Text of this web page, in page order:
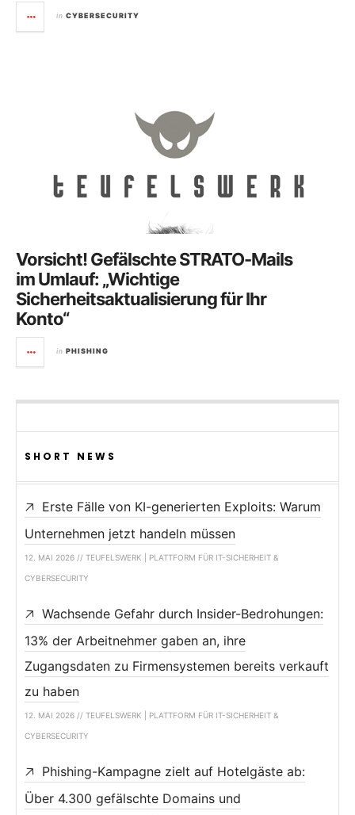
in CYBERSECURITY
Vorsicht! Gefälschte STRATO-Mails
im Umlauf: „Wichtige
Sicherheitsaktualisierung für Ihr
Konto“
in PHISHING
SHORT NEWS
Erste Fälle von KI-generierten Exploits: Warum
Unternehmen jetzt handeln müssen
12. MAI 2026 // TEUFELSWERK | PLATTFORM FÜR IT-SICHERHEIT &
CYBERSECURITY
Wachsende Gefahr durch Insider-Bedrohungen:
13% der Arbeitnehmer gaben an, ihre
Zugangsdaten zu Firmensystemen bereits verkauft
zu haben
12. MAI 2026 // TEUFELSWERK | PLATTFORM FÜR IT-SICHERHEIT &
CYBERSECURITY
Phishing-Kampagne zielt auf Hotelgäste ab:
Über 4.300 gefälschte Domains und